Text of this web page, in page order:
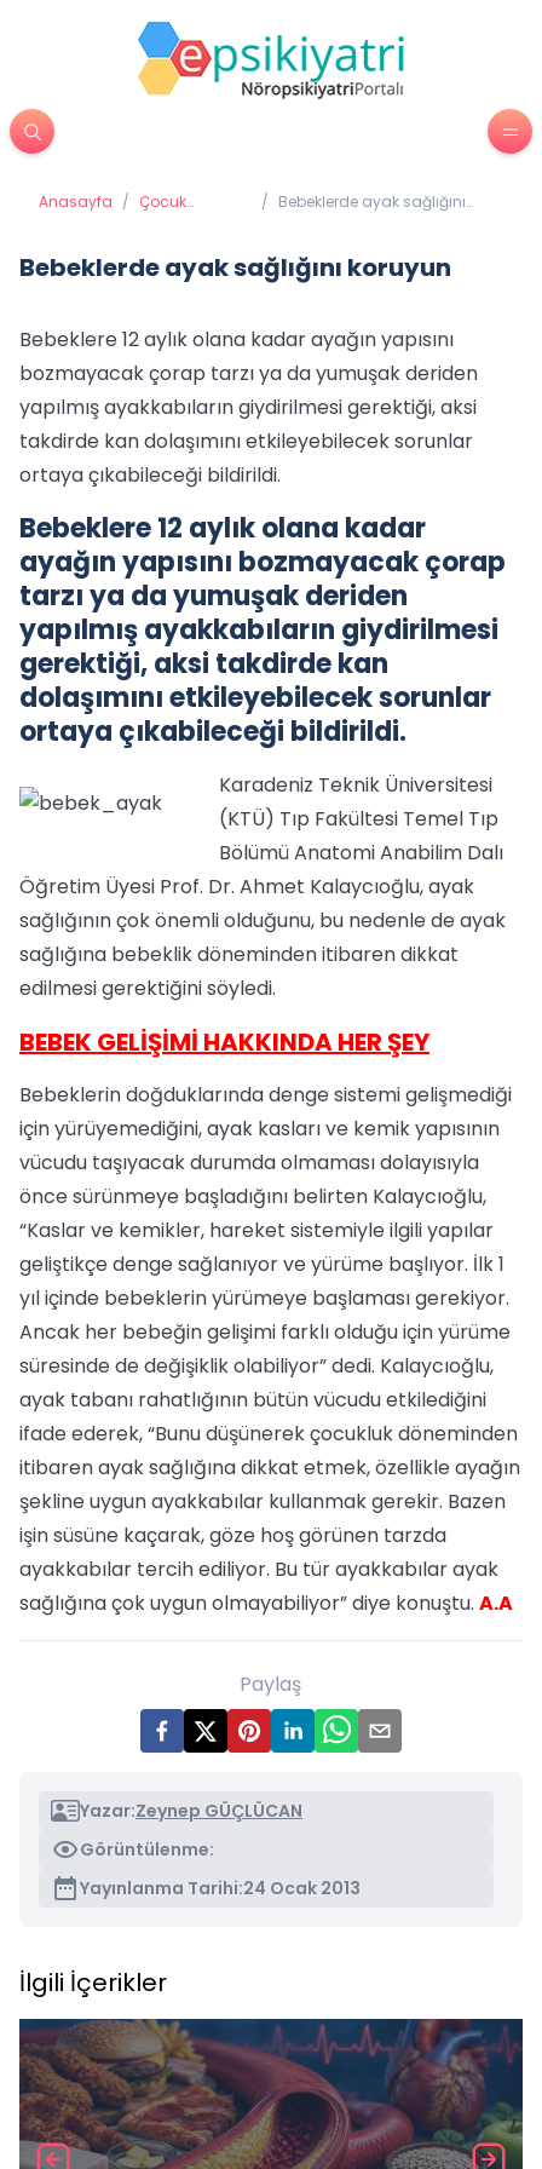
Anasayfa / Çocuk
/ Bebeklerde ayak sağlığını
Bebeklerde ayak sağlığını koruyun
Bebeklere 12 aylık olana kadar ayağın yapısını
bozmayacak çorap tarzı ya da yumuşak deriden
yapılmış ayakkabıların giydirilmesi gerektiği, aksi
takdirde kan dolaşımını etkileyebilecek sorunlar
ortaya çıkabileceği bildirildi.
Bebeklere 12 aylık olana kadar
ayağın yapısını bozmayacak çorap
tarzı ya da yumuşak deriden
yapılmış ayakkabıların giydirilmesi
gerektiği, aksi takdirde kan
dolaşımını etkileyebilecek sorunlar
ortaya çıkabileceği bildirildi.
Karadeniz Teknik Üniversitesi
(KTÜ) Tıp Fakültesi Temel Tıp
Bölümü Anatomi Anabilim Dalı
Öğretim Üyesi Prof. Dr. Ahmet Kalaycıoğlu, ayak
sağlığının çok önemli olduğunu, bu nedenle de ayak
sağlığına bebeklik döneminden itibaren dikkat
edilmesi gerektiğini söyledi.
BEBEK GELİŞİMİ HAKKINDA HER ŞEY
Bebeklerin doğduklarında denge sistemi gelişmediği
için yürüyemediğini, ayak kasları ve kemik yapısının
vücudu taşıyacak durumda olmaması dolayısıyla
önce sürünmeye başladığını belirten Kalaycıoğlu,
“Kaslar ve kemikler, hareket sistemiyle ilgili yapılar
geliştikçe denge sağlanıyor ve yürüme başlıyor. İlk 1
yıl içinde bebeklerin yürümeye başlaması gerekiyor.
Ancak her bebeğin gelişimi farklı olduğu için yürüme
süresinde de değişiklik olabiliyor” dedi. Kalaycıoğlu,
ayak tabanı rahatlığının bütün vücudu etkilediğini
ifade ederek, “Bunu düşünerek çocukluk döneminden
itibaren ayak sağlığına dikkat etmek, özellikle ayağın
şekline uygun ayakkabılar kullanmak gerekir. Bazen
işin süsüne kaçarak, göze hoş görünen tarzda
ayakkabılar tercih ediliyor. Bu tür ayakkabılar ayak
sağlığına çok uygun olmayabiliyor” diye konuştu. A.A
Paylaş
Yazar:Zeynep GÜÇLÜCAN
Görüntülenme:
Yayınlanma Tarihi:24 Ocak 2013
İlgili İçerikler